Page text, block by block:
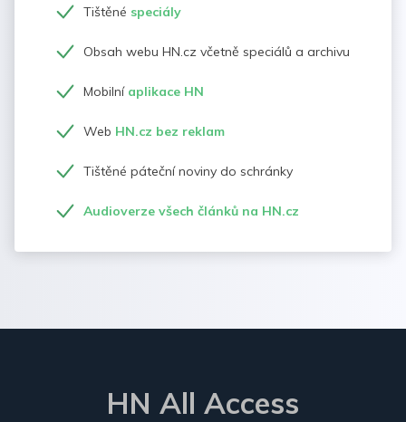
Tištěné speciály
Obsah webu HN.cz včetně speciálů a archivu
Mobilní aplikace HN
Web HN.cz bez reklam
Tištěné páteční noviny do schránky
Audioverze všech článků na HN.cz
HN All Access